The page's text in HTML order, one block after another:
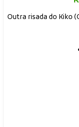
Outra risada do Kiko